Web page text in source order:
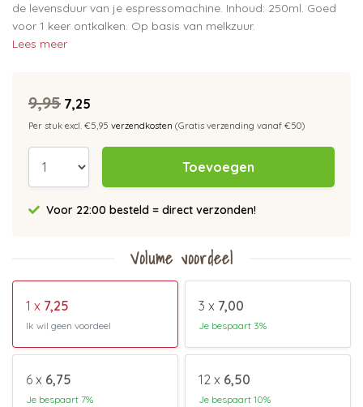
de levensduur van je espressomachine. Inhoud: 250ml. Goed
voor 1 keer ontkalken. Op basis van melkzuur.
Lees meer
9,95 7,25
Per stuk excl. €5,95 verzendkosten (Gratis verzending vanaf €50)
Toevoegen
Voor 22:00 besteld = direct verzonden!
Volume voordeel
1 x 7,25
Ik wil geen voordeel
3 x 7,00
Je bespaart 3%
6 x 6,75
Je bespaart 7%
12 x 6,50
Je bespaart 10%